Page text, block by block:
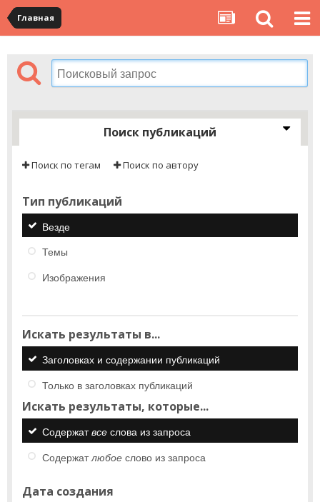
Главная
Поиск публикаций
Поиск по тегам Поиск по автору
Тип публикаций
Везде
Темы
Изображения
Искать результаты в...
Заголовках и содержании публикаций
Только в заголовках публикаций
Искать результаты, которые...
Содержатвсе слова из запроса
Содержатлюбое слово из запроса
Дата создания